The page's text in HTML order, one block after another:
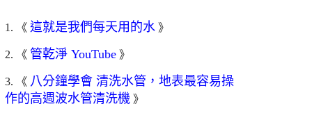
1. 《 這就是我們每天用的水 》
2. 《 管乾淨 YouTube 》
3. 《 八分鐘學會 清洗水管，地表最容易操
作的高週波水管清洗機 》